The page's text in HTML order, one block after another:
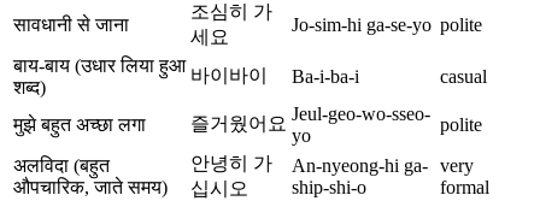
सावधानी से जाना
조심히 가
세요
Jo-sim-hi ga-se-yo polite
बाय-बाय (उधार लिया हुआ
शब्द)
바이바이 Ba-i-ba-i casual
मुझे बहुत अच्छा लगा 즐거웠어요 Jeul-geo-wo-sseo-
yo
polite
अलविदा (बहुत
औपचारिक, जाते समय)
안녕히 가
십시오
An-nyeong-hi ga-
ship-shi-o
very
formal